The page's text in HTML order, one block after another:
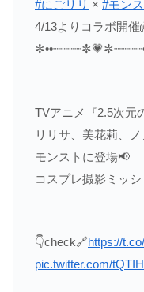
#にごリリ × #モン
4/13よりコラボ開催
TVアニメ『2.5次元
リリサ、美花莉、
モンストに登場📢
コスプレ撮影ミッ
👇check🔗https://
pic.twitter.com/